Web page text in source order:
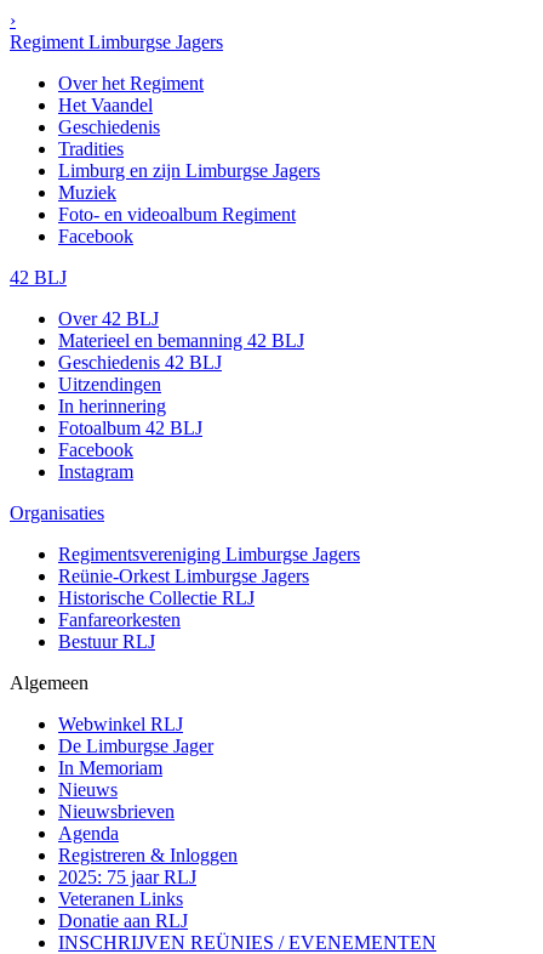
›
Regiment Limburgse Jagers
Over het Regiment
Het Vaandel
Geschiedenis
Tradities
Limburg en zijn Limburgse Jagers
Muziek
Foto- en videoalbum Regiment
Facebook
42 BLJ
Over 42 BLJ
Materieel en bemanning 42 BLJ
Geschiedenis 42 BLJ
Uitzendingen
In herinnering
Fotoalbum 42 BLJ
Facebook
Instagram
Organisaties
Regimentsvereniging Limburgse Jagers
Reünie-Orkest Limburgse Jagers
Historische Collectie RLJ
Fanfareorkesten
Bestuur RLJ
Algemeen
Webwinkel RLJ
De Limburgse Jager
In Memoriam
Nieuws
Nieuwsbrieven
Agenda
Registreren & Inloggen
2025: 75 jaar RLJ
Veteranen Links
Donatie aan RLJ
INSCHRIJVEN REÜNIES / EVENEMENTEN